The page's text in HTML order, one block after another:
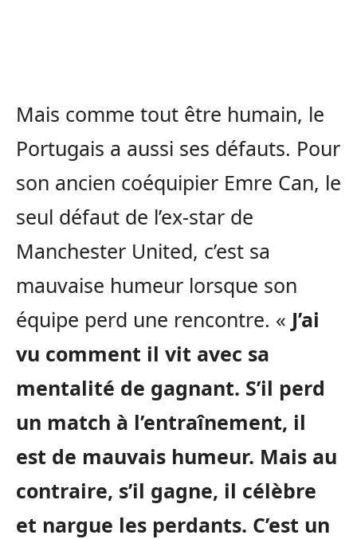
Mais comme tout être humain, le
Portugais a aussi ses défauts. Pour
son ancien coéquipier Emre Can, le
seul défaut de l’ex-star de
Manchester United, c’est sa
mauvaise humeur lorsque son
équipe perd une rencontre. « J’ai
vu comment il vit avec sa
mentalité de gagnant. S’il perd
un match à l’entraînement, il
est de mauvais humeur. Mais au
contraire, s’il gagne, il célèbre
et nargue les perdants. C’est un